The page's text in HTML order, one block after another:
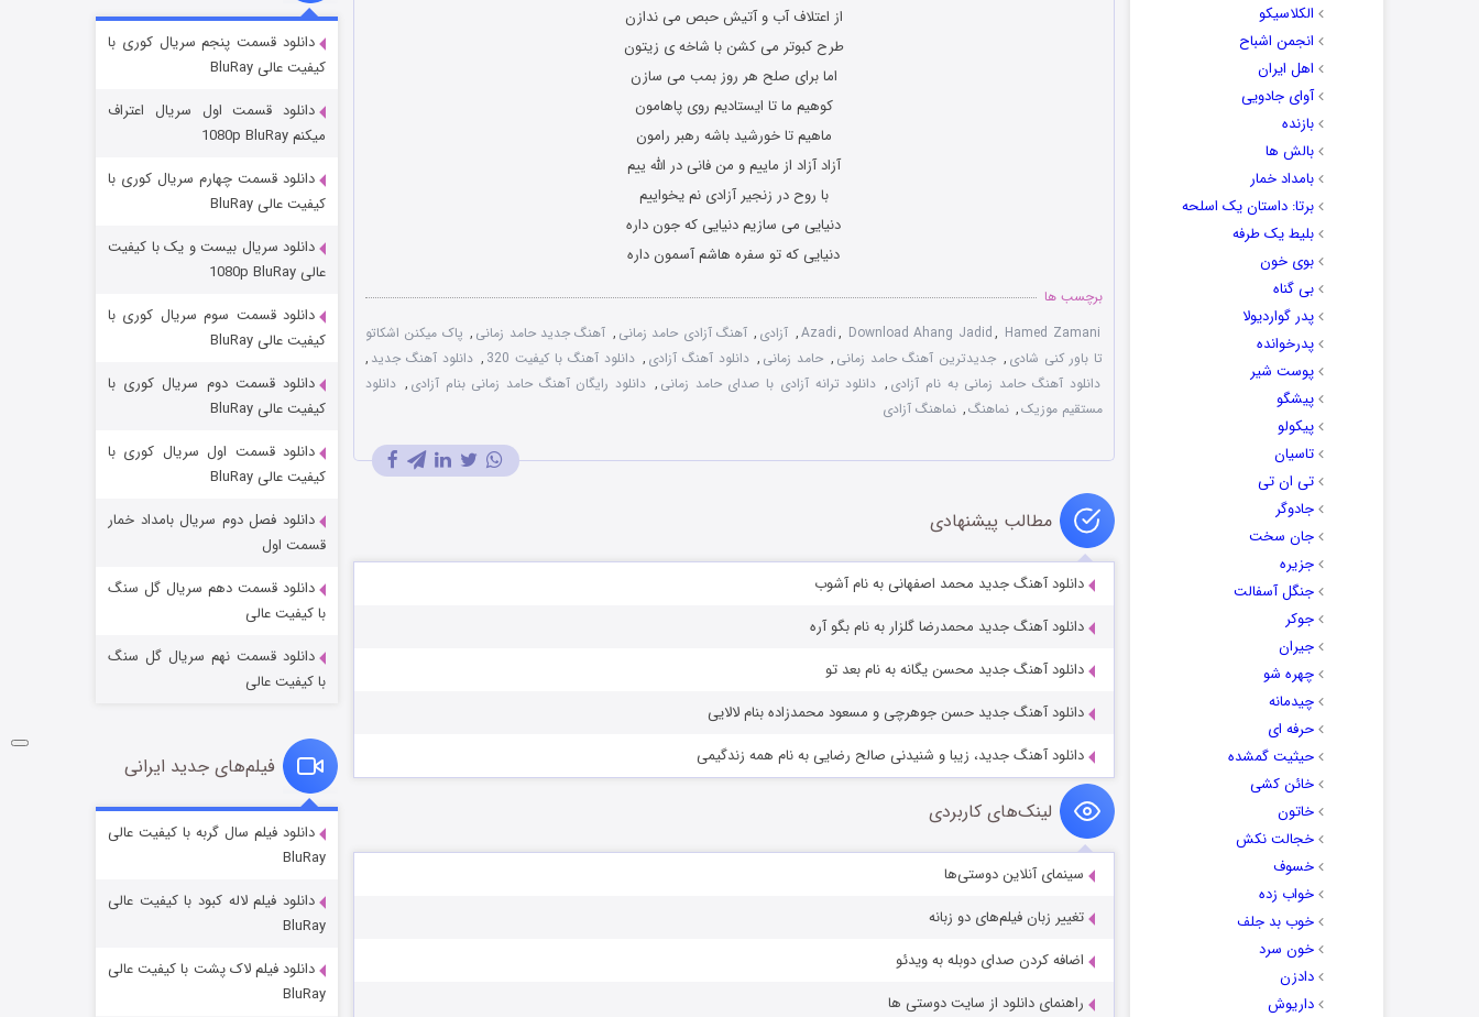
الکلاسیکو
انجمن اشباح
اهل ایران
آوای جادویی
بازنده
بالش ها
بامداد خمار
برتا: داستان یک اسلحه
بلیط یک‌‌ طرفه
بوی خون
بی گناه
پدر گواردیولا
پدرخوانده
پوست شیر
پیشگو
پیکولو
تاسیان
تی ان تی
جادوگر
جان سخت
جزیره
جنگل آسفالت
جوکر
جیران
چهره شو
چیدمانه
حرفه ای
حیثیت گمشده
خائن کشی
خاتون
خجالت نکش
خسوف
خواب زده
خوب بد جلف
خون سرد
دادزن
داریوش
از اعتلاف آب و آتیش حبص می ندازن
طرح کبوتر می کشن با شاخه ی زیتون
اما برای صلح هر روز بمب می سازن
کوهیم ما تا ایستادیم روی پاهامون
ماهیم تا خورشید باشه رهبر رامون
آزاد آزاد از ماییم و من فانی در الله ییم
با روح در زنجیر آزادی نم یخواییم
دنیایی می سازیم دنیایی که جون داره
دنیایی که تو سفره هاشم آسمون داره
برچسب ها
Azadi, Download Ahang Jadid, Hamed Zamani
, آزادی , آهنگ آزادی حامد زمانی , آهنگ جدید حامد زمانی , پاک میکنن اشکاتو
تا باور کنی شادی , جدیدترین آهنگ حامد زمانی , حامد زمانی , دانلود آهنگ آزادی , دانلود آهنگ با کیفیت 320 , دانلود آهنگ جدید ,
دانلود آهنگ حامد زمانی به نام آزادی , دانلود ترانه آزادی با صدای حامد زمانی , دانلود رایگان آهنگ حامد زمانی بنام آزادی , دانلود
مستقیم موزیک, نماهنگ, نماهنگ آزادی
مطالب پیشنهادی
دانلود آهنگ جدید محمد اصفهانی به نام آشوب
دانلود آهنگ جدید محمدرضا گلزار به نام بگو آره
دانلود آهنگ جدید محسن یگانه به نام بعد تو
دانلود آهنگ جدید حسن جوهرچی و مسعود محمدزاده بنام لالایی
دانلود آهنگ جدید، زیبا و شنیدنی صالح رضایی به نام همه زندگیمی
لینک‌های کاربردی
سینمای آنلاین دوستی‌ها
تغییر زبان فیلم‌های دو زبانه
اضافه کردن صدای دوبله به ویدئو
راهنمای دانلود از سایت دوستی ها
قسمت۲ (زیرنویس) منتشر شد
مردگان متحرک: شهر مرده ۳
شکست استوارت در نجات جهان
قسمت ۷ (زیرنویس) منتشر شد
شوگر فصل ۲
قسمت
دانلود قسمت پنجم سریال کوری با
کیفیت عالی BluRay
دانلود قسمت اول سریال اعتراف
میکنم 1080p BluRay
دانلود قسمت چهارم سریال کوری با
کیفیت عالی BluRay
دانلود سریال بیست و یک با کیفیت
عالی 1080p BluRay
دانلود قسمت سوم سریال کوری با
کیفیت عالی BluRay
دانلود قسمت دوم سریال کوری با
کیفیت عالی BluRay
دانلود قسمت اول سریال کوری با
کیفیت عالی BluRay
دانلود فصل دوم سریال بامداد خمار
قسمت اول
دانلود قسمت دهم سریال گل سنگ
با کیفیت عالی
دانلود قسمت نهم سریال گل سنگ
با کیفیت عالی
فیلم‌های جدید ایرانی
دانلود فیلم سال گربه با کیفیت عالی
BluRay
دانلود فیلم لاله کبود با کیفیت عالی
BluRay
دانلود فیلم لاک پشت با کیفیت عالی
BluRay